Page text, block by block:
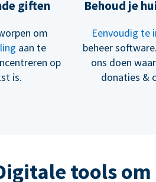
giften
om
aan te
op
is.
Behoud je
Eenvoudig te
beheer
ons doen
donaties &
tools